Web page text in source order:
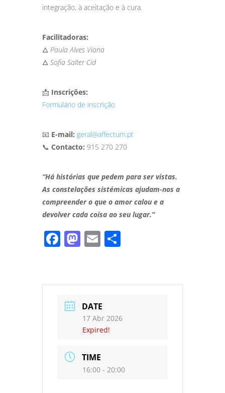
integração, à aceitação e à cura.
Facilitadoras:
🜂 Paula Alves Viana
🜂 Sofia Salter Cid
📩 Inscrições:
Formulário de inscrição
📧 E-mail: geral@affectum.pt
📞 Contacto: 915 270 270
“Há histórias que pedem para ser vistas.
As constelações sistémicas ajudam-nos a
compreender o que o amor calou e a
devolver cada coisa ao seu lugar.”
Facebook
Mastodon
Email
DATE
17 Abr 2026
Expired!
TIME
16:00 - 20:00